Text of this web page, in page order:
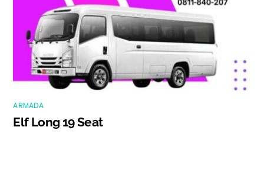
ARMADA
Elf Long 19 Seat